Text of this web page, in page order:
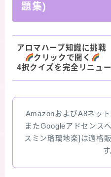
題集)
アロマハーブ知識に挑戦
クリックで開く
4択クイズを完全リニュ
AmazonおよびA8ネッ
またGoogleアドセンス
スミン瑠璃地楽]は適格
す